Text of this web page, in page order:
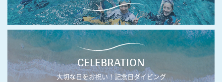
CELEBRATION
大切な日をお祝い！記念日ダイビング